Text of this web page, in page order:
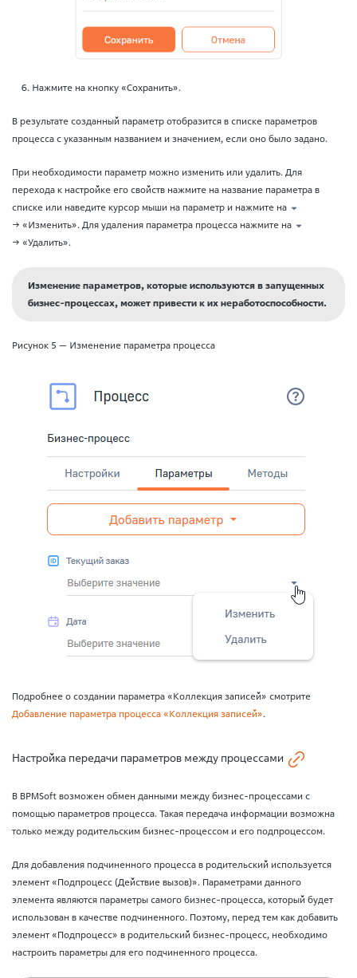
Нажмите на кнопку «Сохранить».
В результате созданный параметр отобразится в списке параметров
процесса с указанным названием и значением, если оно было задано.
При необходимости параметр можно изменить или удалить. Для
перехода к настройке его свойств нажмите на название параметра в
списке или наведите курсор мыши на параметр и нажмите на
→ «Изменить». Для удаления параметра процесса нажмите на
→ «Удалить».
Изменение параметров, которые используются в запущенных
бизнес-процессах, может привести к их неработоспособности.
Рисунок 5 — Изменение параметра процесса
Подробнее о создании параметра «Коллекция записей» смотрите
Добавление параметра процесса «Коллекция записей».
Настройка передачи параметров между процессами
В BPMSoft возможен обмен данными между бизнес-процессами с
помощью параметров процесса. Такая передача информации возможна
только между родительским бизнес-процессом и его подпроцессом.
Для добавления подчиненного процесса в родительский используется
элемент «Подпроцесс (Действие вызов)». Параметрами данного
элемента являются параметры самого бизнес-процесса, который будет
использован в качестве подчиненного. Поэтому, перед тем как добавить
элемент «Подпроцесс» в родительский бизнес-процесс, необходимо
настроить параметры для его подчиненного процесса.